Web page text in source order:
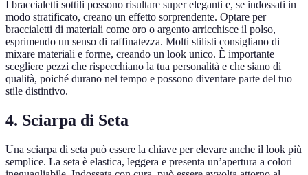
I braccialetti sottili possono risultare super eleganti e, se indossati in
modo stratificato, creano un effetto sorprendente. Optare per
braccialetti di materiali come oro o argento arricchisce il polso,
esprimendo un senso di raffinatezza. Molti stilisti consigliano di
mixare materiali e forme, creando un look unico. È importante
scegliere pezzi che rispecchiano la tua personalità e che siano di
qualità, poiché durano nel tempo e possono diventare parte del tuo
stile distintivo.
4. Sciarpa di Seta
Una sciarpa di seta può essere la chiave per elevare anche il look più
semplice. La seta è elastica, leggera e presenta un’apertura a colori